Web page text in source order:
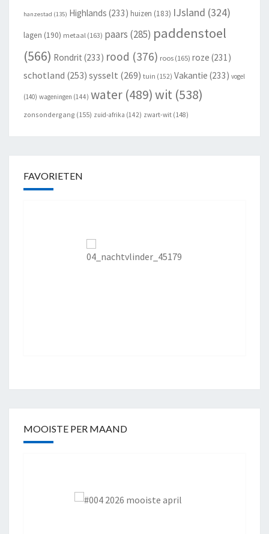
hanzestad (135) Highlands (233) huizen (183) IJsland (324)
lagen (190) metaal (163) paars (285) paddenstoel
(566) Rondrit (233) rood (376) roos (165) roze (231)
schotland (253) sysselt (269) tuin (152) Vakantie (233) vogel
(140) wageningen (144) water (489)wit (538)
zonsondergang (155) zuid-afrika (142) zwart-wit (148)
FAVORIETEN
MOOISTE PER MAAND